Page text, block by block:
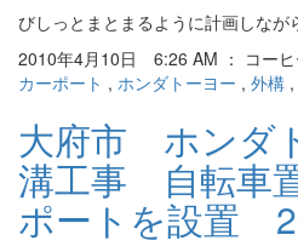
びしっとまとまるように計画しなが
2010年4月10日 6:26 AM ： コーヒ
カーポート , ホンダトーヨー , 外構 ,
大府市 ホンダ
溝工事 自転車
ポートを設置